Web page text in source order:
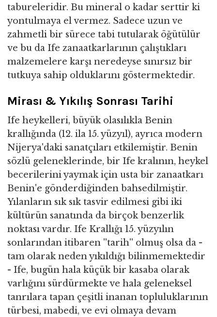
tabureleridir. Bu mineral o kadar serttir ki
yontulmaya el vermez. Sadece uzun ve
zahmetli bir sürece tabi tutularak öğütülür
ve bu da Ife zanaatkarlarının çalıştıkları
malzemelere karşı neredeyse sınırsız bir
tutkuya sahip olduklarını göstermektedir.
Mirası & Yıkılış Sonrası Tarihi
Ife heykelleri, büyük olasılıkla Benin
krallığında (12. ila 15. yüzyıl), ayrıca modern
Nijerya'daki sanatçıları etkilemiştir. Benin
sözlü geleneklerinde, bir Ife kralının, heykel
becerilerini yaymak için usta bir zanaatkarı
Benin'e gönderdiğinden bahsedilmiştir.
Yılanların sık sık tasvir edilmesi gibi iki
kültürün sanatında da birçok benzerlik
noktası vardır. Ife Krallığı 15. yüzyılın
sonlarından itibaren ''tarih'' olmuş olsa da -
tam olarak neden yıkıldığı bilinmemektedir
- Ife, bugün hala küçük bir kasaba olarak
varlığını sürdürmekte ve hala geleneksel
tanrılara tapan çeşitli inanan topluluklarının
türbesi, mabedi, ve evi olmaya devam